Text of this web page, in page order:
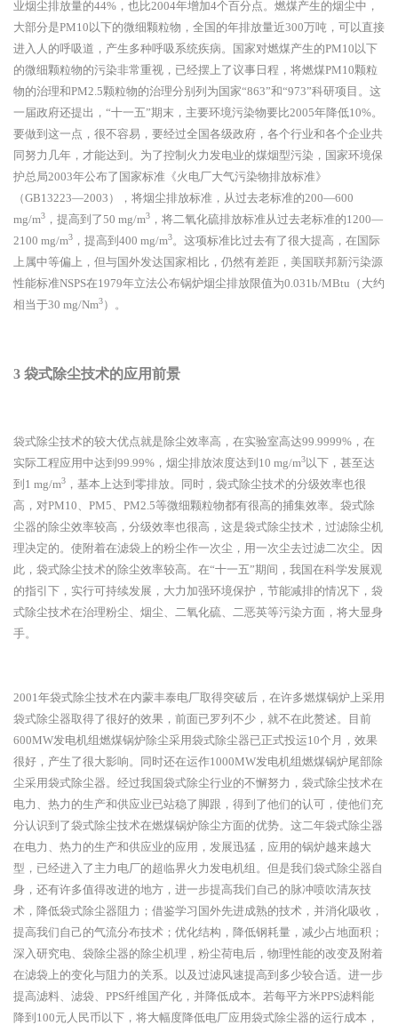
业烟尘排放量的44%，也比2004年增加4个百分点。燃煤产生的烟尘中，
大部分是PM10以下的微细颗粒物，全国的年排放量近300万吨，可以直接
进入人的呼吸道，产生多种呼吸系统疾病。国家对燃煤产生的PM10以下
的微细颗粒物的污染非常重视，已经摆上了议事日程，将燃煤PM10颗粒
物的治理和PM2.5颗粒物的治理分别列为国家“863”和“973”科研项目。这
一届政府还提出，“十一五”期末，主要环境污染物要比2005年降低10%。
要做到这一点，很不容易，要经过全国各级政府，各个行业和各个企业共
同努力几年，才能达到。为了控制火力发电业的煤烟型污染，国家环境保
护总局2003年公布了国家标准《火电厂大气污染物排放标准》
（GB13223—2003），将烟尘排放标准，从过去老标准的200—600
mg/m3 ，提高到了50 mg/m3 ，将二氧化硫排放标准从过去老标准的1200—
2100 mg/m3 ，提高到400 mg/m3。这项标准比过去有了很大提高，在国际
上属中等偏上，但与国外发达国家相比，仍然有差距，美国联邦新污染源
性能标准NSPS在1979年立法公布锅炉烟尘排放限值为0.031b/MBtu（大约
相当于30 mg/Nm3）。
3 袋式除尘技术的应用前景
袋式除尘技术的较大优点就是除尘效率高，在实验室高达99.9999%，在
实际工程应用中达到99.99%，烟尘排放浓度达到10 mg/m3以下，甚至达
到1 mg/m3 ，基本上达到零排放。同时，袋式除尘技术的分级效率也很
高，对PM10、PM5、PM2.5等微细颗粒物都有很高的捕集效率。袋式除
尘器的除尘效率较高，分级效率也很高，这是袋式除尘技术，过滤除尘机
理决定的。使附着在滤袋上的粉尘作一次尘，用一次尘去过滤二次尘。因
此，袋式除尘技术的除尘效率较高。在“十一五”期间，我国在科学发展观
的指引下，实行可持续发展，大力加强环境保护，节能减排的情况下，袋
式除尘技术在治理粉尘、烟尘、二氧化硫、二恶英等污染方面，将大显身
手。
2001年袋式除尘技术在内蒙丰泰电厂取得突破后，在许多燃煤锅炉上采用
袋式除尘器取得了很好的效果，前面已罗列不少，就不在此赘述。目前
600MW发电机组燃煤锅炉除尘采用袋式除尘器已正式投运10个月，效果
很好，产生了很大影响。同时还在运作1000MW发电机组燃煤锅炉尾部除
尘采用袋式除尘器。经过我国袋式除尘行业的不懈努力，袋式除尘技术在
电力、热力的生产和供应业已站稳了脚跟，得到了他们的认可，使他们充
分认识到了袋式除尘技术在燃煤锅炉除尘方面的优势。这二年袋式除尘器
在电力、热力的生产和供应业的应用，发展迅猛，应用的锅炉越来越大
型，已经进入了主力电厂的超临界火力发电机组。但是我们袋式除尘器自
身，还有许多值得改进的地方，进一步提高我们自己的脉冲喷吹清灰技
术，降低袋式除尘器阻力；借鉴学习国外先进成熟的技术，并消化吸收，
提高我们自己的气流分布技术；优化结构，降低钢耗量，减少占地面积；
深入研究电、袋除尘器的除尘机理，粉尘荷电后，物理性能的改变及附着
在滤袋上的变化与阻力的关系。以及过滤风速提高到多少较合适。进一步
提高滤料、滤袋、PPS纤维国产化，并降低成本。若每平方米PPS滤料能
降到100元人民币以下，将大幅度降低电厂应用袋式除尘器的运行成本，